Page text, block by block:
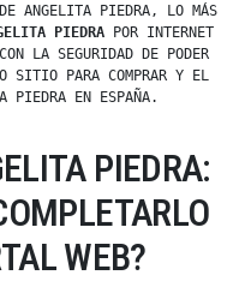
ANGELITA PIEDRA, LO MÁS
PIEDRAPOR INTERNET
LA SEGURIDAD DE PODER
SITIO PARA COMPRAR Y EL
PIEDRA EN ESPAÑA.
PIEDRA:
WEB?